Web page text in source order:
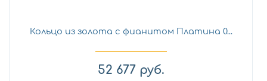
Кольцо из золота с фианитом Платина 0...
52 677 руб.